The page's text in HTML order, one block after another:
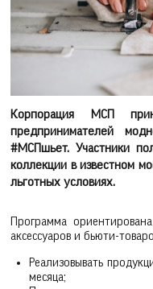
Корпорация МСП
предпринимателей
#МСПшьет. Участники
коллекции в известном
льготных условиях.
Программа
аксессуаров и бьюти-
Реализовывать
месяца;